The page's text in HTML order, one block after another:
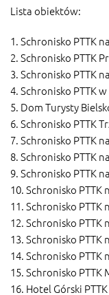
Lista obiektów:
1. Schronisko PTTK
2. Schronisko PTTK
3. Schronisko PTTK
4. Schronisko PTTK
5. Dom Turysty
6. Schronisko PTTK
7. Schronisko PTTK
8. Schronisko PTTK
9. Schronisko PTTK
10. Schronisko
11. Schronisko PTTK
12. Schronisko PTTK
13. Schronisko PTTK
14. Schronisko PTTK
15. Schronisko PTTK
16. Hotel Górski